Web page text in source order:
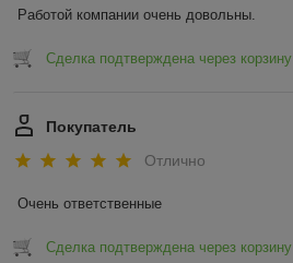
Работой компании очень довольны.
Сделка подтверждена через корзину
Покупатель
Отлично
Очень ответственные
Сделка подтверждена через корзину